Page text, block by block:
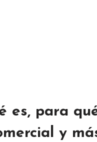
es, para
y